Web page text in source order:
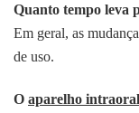
Quanto tempo leva
Em geral, as
de uso.
O aparelho intraoral